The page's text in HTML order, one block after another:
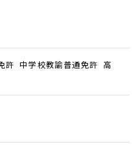
許 中学校教諭普通免許 高